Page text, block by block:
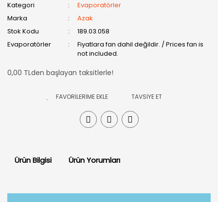
Kategori
Evaporatörler
Marka
Azak
Stok Kodu
189.03.058
Evaporatörler
Fiyatlara fan dahil değildir. / Prices fan is
not included.
0,00 TLden başlayan taksitlerle!
TAVSİYE ET
Ürün Bilgisi Ürün Yorumları